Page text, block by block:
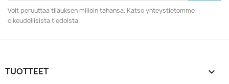
Voit peruuttaa tilauksen milloin tahansa. Katso yhteystietomme
oikeudellisista tiedoista.
TUOTTEET 